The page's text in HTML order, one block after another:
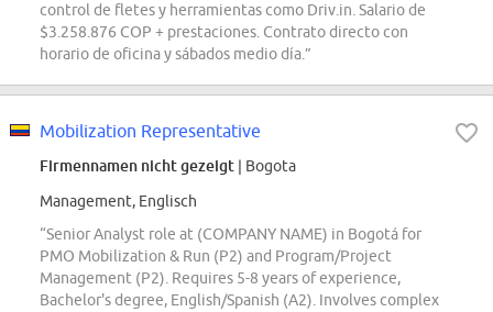
control de fletes y herramientas como Driv.in. Salario de
$3.258.876 COP + prestaciones. Contrato directo con
horario de oficina y sábados medio día.”
Mobilization Representative
Firmennamen nicht gezeigt | Bogota
Management, Englisch
“Senior Analyst role at (COMPANY NAME) in Bogotá for
PMO Mobilization & Run (P2) and Program/Project
Management (P2). Requires 5-8 years of experience,
Bachelor's degree, English/Spanish (A2). Involves complex